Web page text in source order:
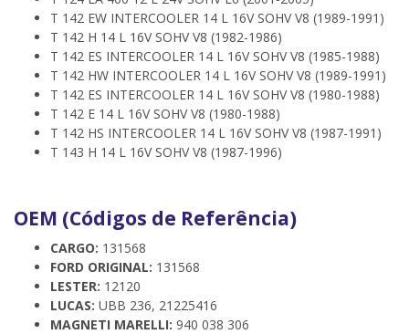
T 142 EW INTERCOOLER 14 L 16V SOHV V8 (1989-1991)
T 142 H 14 L 16V SOHV V8 (1982-1986)
T 142 ES INTERCOOLER 14 L 16V SOHV V8 (1985-1988)
T 142 HW INTERCOOLER 14 L 16V SOHV V8 (1989-1991)
T 142 ES INTERCOOLER 14 L 16V SOHV V8 (1980-1988)
T 142 E 14 L 16V SOHV V8 (1980-1988)
T 142 HS INTERCOOLER 14 L 16V SOHV V8 (1987-1991)
T 143 H 14 L 16V SOHV V8 (1987-1996)
OEM (Códigos de Referência)
CARGO: 131568
FORD ORIGINAL: 131568
LESTER: 12120
LUCAS: UBB 236, 21225416
MAGNETI MARELLI: 940 038 306